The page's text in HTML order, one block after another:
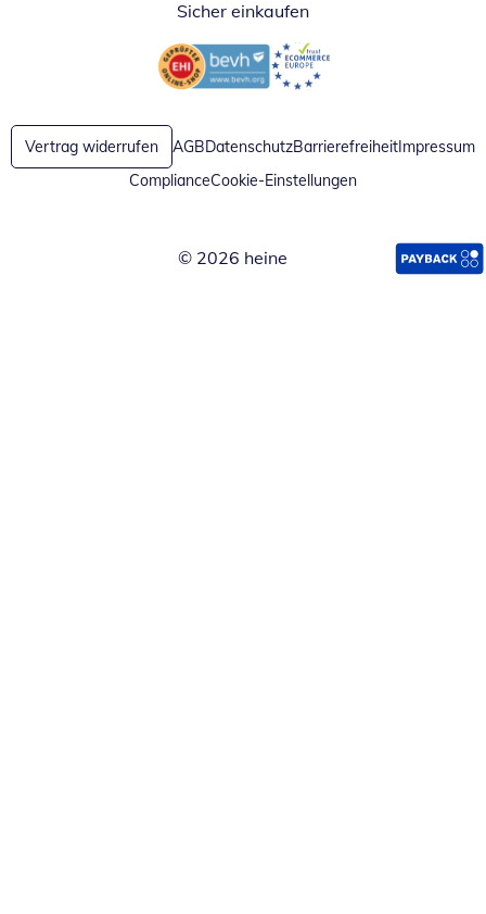
Sicher einkaufen
Öffnet in neuem FensterÖffnet in neuem Fenster
Vertrag widerrufen AGBDatenschutzBarrierefreiheitImpressum
ComplianceCookie-Einstellungen
© 2026 heine